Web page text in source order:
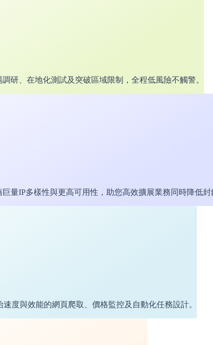
研、在地化測試及突破區域限制，全程低風險不觸警。
量IP多樣性與更高可用性，助您高效擴展業務同時降低
度與效能的網頁爬取、價格監控及自動化任務設計。